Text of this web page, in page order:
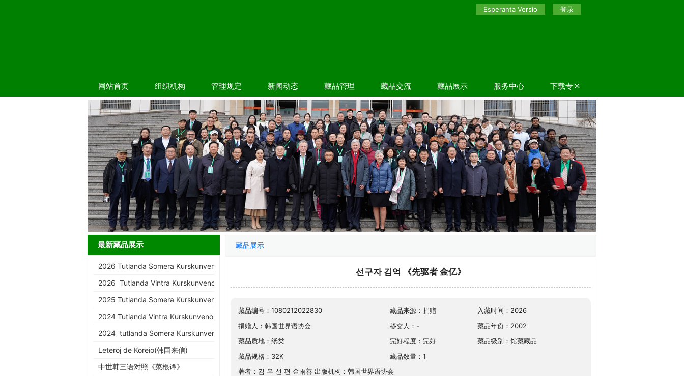
Esperanta Versio 登录
网站首页 组织机构 管理规定 新闻动态 藏品管理 藏品交流 藏品展示 服务中心 下载专区
最新藏品展示
2026 Tutlanda Somera Kurskunveno de KEA
2026 Tutlanda Vintra Kurskunveno de KEA
2025 Tutlanda Somera Kurskunveno de KEA
2024 Tutlanda Vintra Kurskunveno de KEA
2024 tutlanda Somera Kurskunveno de KEA
Leteroj de Koreio(韩国来信)
中世韩三语对照《菜根谭》
藏品展示
선구자 김억 《先驱者 金亿》
藏品编号：1080212022830 藏品来源：捐赠
入藏时间：2026
捐赠人：韩国世界语协会
移交人：-
藏品年份：2002
藏品质地：纸类
完好程度：完好
藏品级别：馆藏藏品
藏品规格：32K
藏品数量：1
著者：김 우 선 편 金雨善 出版机构：韩国世界语协会